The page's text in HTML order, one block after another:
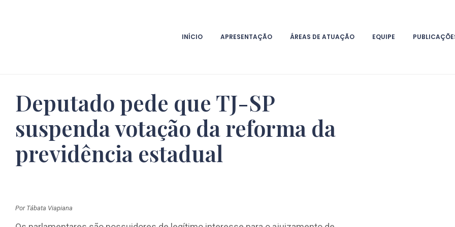
INÍCIO APRESENTAÇÃO ÁREAS DE ATUAÇÃO EQUIPE
Deputado pede que TJ-SP
suspenda votação da reforma da
previdência estadual
Por Tábata Viapiana